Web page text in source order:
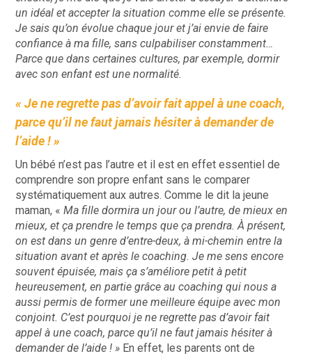
un idéal et accepter la situation comme elle se présente.
Je sais qu’on évolue chaque jour et j’ai envie de faire
confiance à ma fille, sans culpabiliser constamment…
Parce que dans certaines cultures, par exemple, dormir
avec son enfant est une normalité.
« Je ne regrette pas d’avoir fait appel à une coach,
parce qu’il ne faut jamais hésiter à demander de
l’aide ! »
Un bébé n’est pas l’autre et il est en effet essentiel de
comprendre son propre enfant sans le comparer
systématiquement aux autres. Comme le dit la jeune
maman, «Ma fille dormira un jour ou l’autre, de mieux en
mieux, et ça prendre le temps que ça prendra. À présent,
on est dans un genre d’entre-deux, à mi-chemin entre la
situation avant et après le coaching. Je me sens encore
souvent épuisée, mais ça s’améliore petit à petit
heureusement, en partie grâce au coaching qui nous a
aussi permis de former une meilleure équipe avec mon
conjoint. C’est pourquoi je ne regrette pas d’avoir fait
appel à une coach, parce qu’il ne faut jamais hésiter à
demander de l’aide ! » En effet, les parents ont de